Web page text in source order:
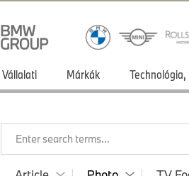
Vállalati Márkák
Enter search terms...